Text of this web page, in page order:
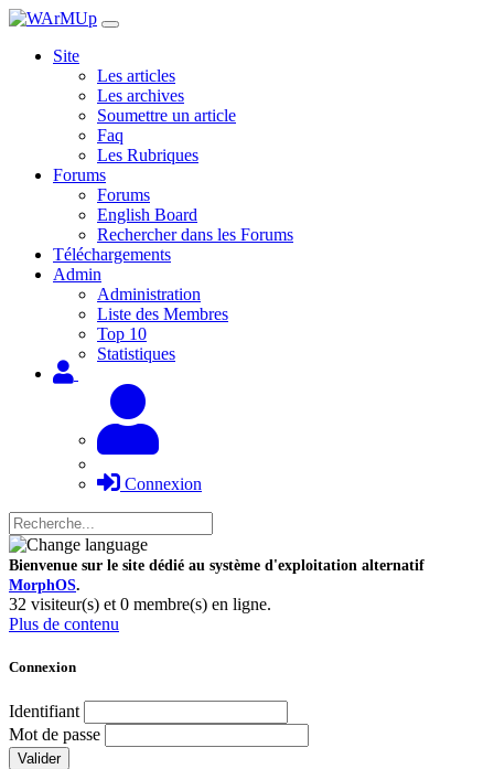
Site
Les articles
Les archives
Soumettre un article
Faq
Les Rubriques
Forums
Forums
English Board
Rechercher dans les Forums
Téléchargements
Admin
Administration
Liste des Membres
Top 10
Statistiques
Connexion
Bienvenue sur le site dédié au système d'exploitation alternatif
MorphOS.
32 visiteur(s) et 0 membre(s) en ligne.
Plus de contenu
Connexion
Identifiant
Mot de passe
Valider